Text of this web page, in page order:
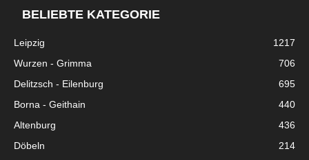
BELIEBTE KATEGORIE
Leipzig
1217
Wurzen - Grimma
706
Delitzsch - Eilenburg
695
Borna - Geithain
440
Altenburg
436
Döbeln
214